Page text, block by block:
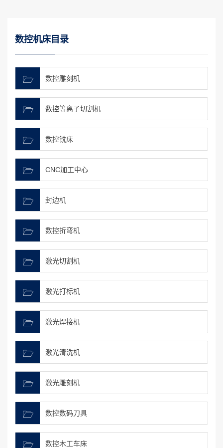
数控机床目录
数控雕刻机
数控等离子切割机
数控铣床
CNC加工中心
封边机
数控折弯机
激光切割机
激光打标机
激光焊接机
激光清洗机
激光雕刻机
数控数码刀具
数控木工车床